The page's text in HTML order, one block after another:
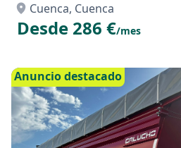
Cuenca, Cuenca
Desde 286 €/mes
Anuncio destacado